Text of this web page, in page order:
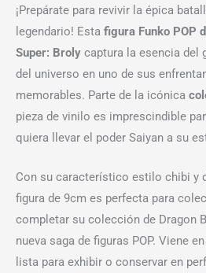
¡Prepárate para revivir la épica
legendario! Esta figura Funko POP
Super: Broly captura la esencia del
del universo en uno de sus
memorables. Parte de la icónica
pieza de vinilo es imprescindible
quiera llevar el poder Saiyan a su
Con su característico estilo chibi y
figura de 9cm es perfecta para
completar su colección de Dragon
nueva saga de figuras POP. Viene
lista para exhibir o conservar en